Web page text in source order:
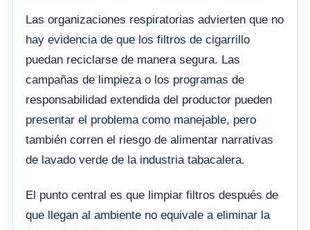
Las organizaciones respiratorias advierten que no
hay evidencia de que los filtros de cigarrillo
puedan reciclarse de manera segura. Las
campañas de limpieza o los programas de
responsabilidad extendida del productor pueden
presentar el problema como manejable, pero
también corren el riesgo de alimentar narrativas
de lavado verde de la industria tabacalera.
El punto central es que limpiar filtros después de
que llegan al ambiente no equivale a eliminar la